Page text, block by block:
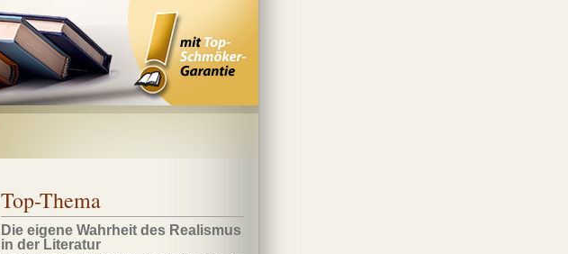
Top-Thema
Die eigene Wahrheit des Realismus
in der Literatur